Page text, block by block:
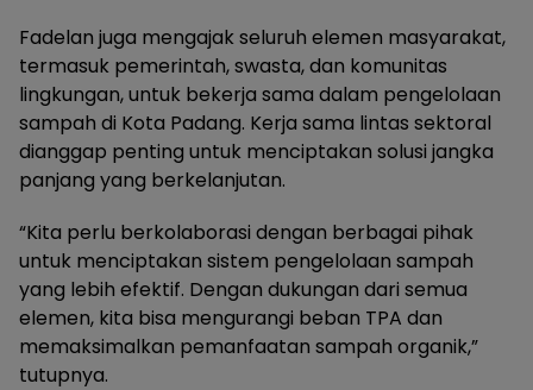
Fadelan juga mengajak seluruh elemen masyarakat,
termasuk pemerintah, swasta, dan komunitas
lingkungan, untuk bekerja sama dalam pengelolaan
sampah di Kota Padang. Kerja sama lintas sektoral
dianggap penting untuk menciptakan solusi jangka
panjang yang berkelanjutan.
“Kita perlu berkolaborasi dengan berbagai pihak
untuk menciptakan sistem pengelolaan sampah
yang lebih efektif. Dengan dukungan dari semua
elemen, kita bisa mengurangi beban TPA dan
memaksimalkan pemanfaatan sampah organik,”
tutupnya.